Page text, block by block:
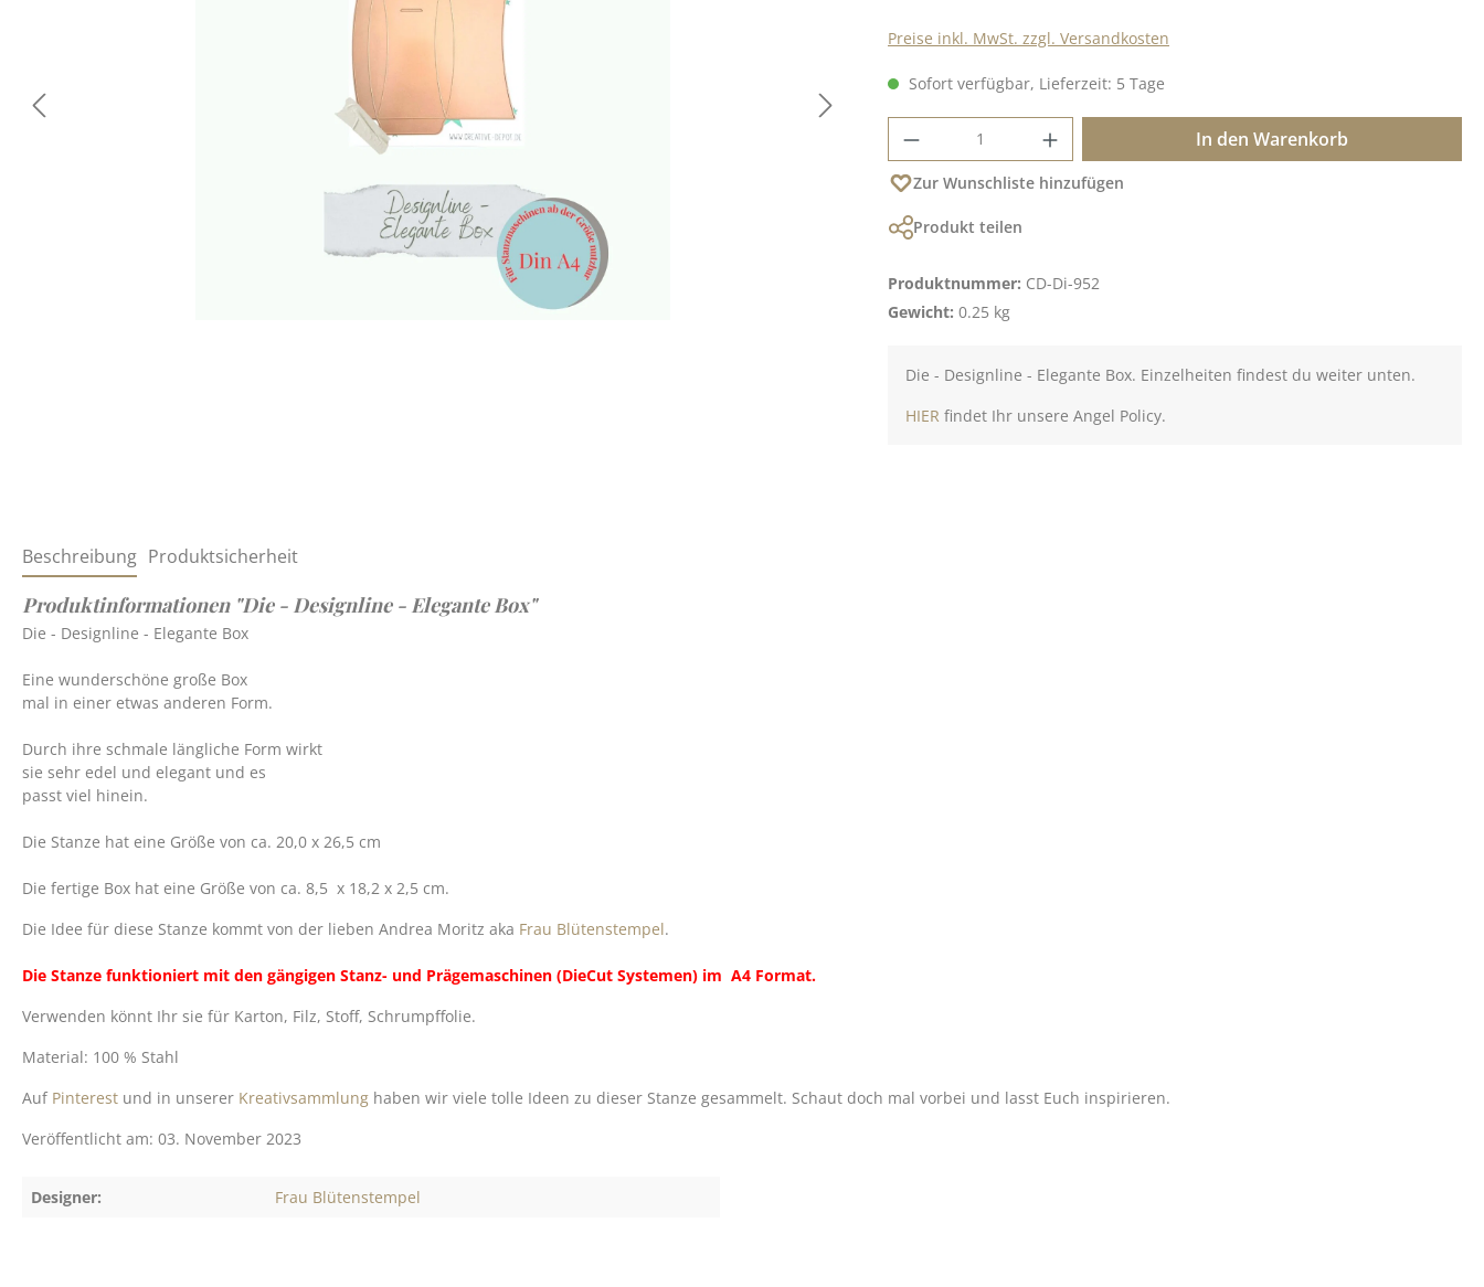
Preise inkl. MwSt. zzgl. Versandkosten
Sofort verfügbar, Lieferzeit: 5 Tage
Produkt Anzahl: Gib den gewünschten Wert
In den Warenkorb
Zur Wunschliste hinzufügen
Produkt teilen
Produktnummer: CD-Di-952
Gewicht: 0.25 kg
Die - Designline - Elegante Box. Einzelheiten findest du weiter unten.
HIER findet Ihr unsere Angel Policy.
Beschreibung Produktsicherheit
Produktinformationen "Die - Designline - Elegante Box"
Die - Designline - Elegante Box
Eine wunderschöne große Box
mal in einer etwas anderen Form.
Durch ihre schmale längliche Form wirkt
sie sehr edel und elegant und es
passt viel hinein.
Die Stanze hat eine Größe von ca. 20,0 x 26,5 cm
Die fertige Box hat eine Größe von ca. 8,5 x 18,2 x 2,5 cm.
Die Idee für diese Stanze kommt von der lieben Andrea Moritz aka Frau Blütenstempel.
Die Stanze funktioniert mit den gängigen Stanz- und Prägemaschinen (DieCut Systemen) im A4 Format.
Verwenden könnt Ihr sie für Karton, Filz, Stoff, Schrumpffolie.
Material: 100 % Stahl
Auf Pinterest und in unserer Kreativsammlung haben wir viele tolle Ideen zu dieser Stanze gesammelt. Schaut doch mal vorbei und lasst Euch inspirieren.
Veröffentlicht am: 03. November 2023
Designer: Frau Blütenstempel